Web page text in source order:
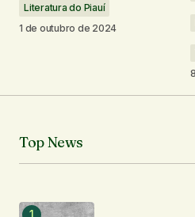
Seu e-mail*
Notifique-me sobre novos
Literatura do Piauí
1 de outubro de 2024
Top News